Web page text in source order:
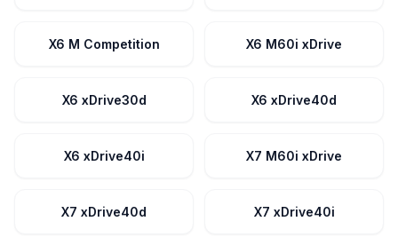
X6 M Competition X6 M60i xDrive
X6 xDrive30d X6 xDrive40d
X6 xDrive40i X7 M60i xDrive
X7 xDrive40d X7 xDrive40i